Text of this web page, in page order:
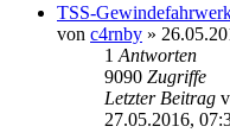
TSS-
von c4rnby »
1 Antworten
9090 Zugriffe
Letzter Beitrag
27.05.2016,